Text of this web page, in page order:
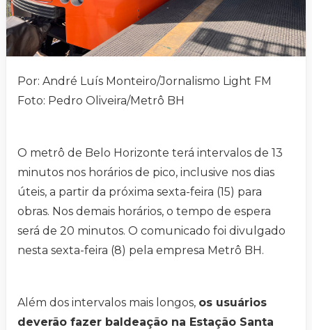
Por: André Luís Monteiro/Jornalismo Light FM
Foto: Pedro Oliveira/Metrô BH
O metrô de Belo Horizonte terá intervalos de 13
minutos nos horários de pico, inclusive nos dias
úteis, a partir da próxima sexta-feira (15) para
obras. Nos demais horários, o tempo de espera
será de 20 minutos. O comunicado foi divulgado
nesta sexta-feira (8) pela empresa Metrô BH.
Além dos intervalos mais longos, os usuários
deverão fazer baldeação na Estação Santa